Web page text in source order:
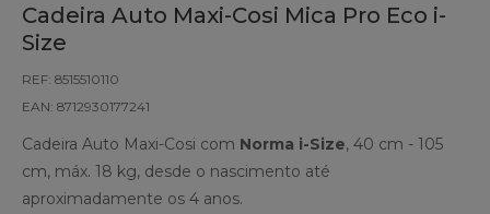
Cadeira Auto Maxi-Cosi Mica Pro Eco i-
Size
REF: 8515510110
EAN: 8712930177241
Cadeira Auto Maxi-Cosi com Norma i-Size, 40 cm - 105
cm, máx. 18 kg, desde o nascimento até
aproximadamente os 4 anos.